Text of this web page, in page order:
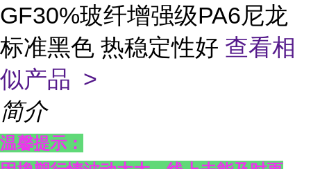
GF30%玻纤增强级PA6尼龙
标准黑色 热稳定性好 查看相
似产品 >
简介
温馨提示：